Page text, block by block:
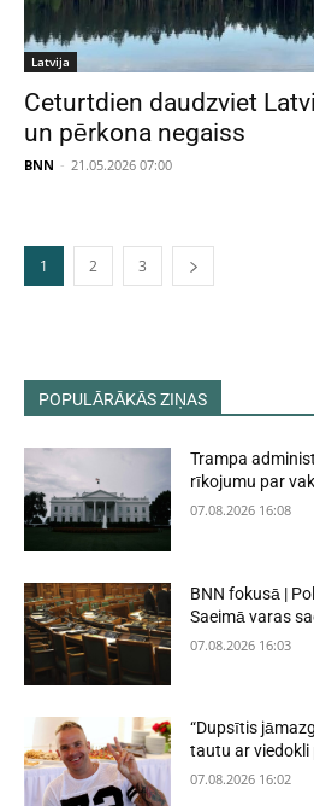
Latvija
Ceturtdien daudzviet
un pērkona negaiss
BNN - 21.05.2026 07:00
1 2 3
POPULĀRĀKĀS ZIŅAS
Trampa
rīkojumu par
07.08.2026 16:08
BNN fokusā |
Saeimā varas
07.08.2026 16:03
“Dupsītis
tautu ar viedokli
07.08.2026 16:02